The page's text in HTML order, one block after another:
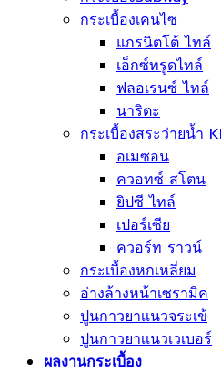
กระเบื้องSubway
กระเบื้องเคนไซ
แกรนิตโต้ ไทล์
เอ็กซ์ทรูดไทล์
ฟลอเรนซ์ ไทล์
นาริตะ
กระเบื้องสระว่ายน้ำ
อเมซอน
ควอทซ์ สโตน
ยิปซี ไทล์
เปอร์เซีย
ควอร์ท ราวน์
กระเบื้องหกเหลี่ยม
อ่างล้างหน้าเซรามิค
ปูนกาวยาเเนวจระเข้
ปูนกาวยาเเนวเวเบอร์